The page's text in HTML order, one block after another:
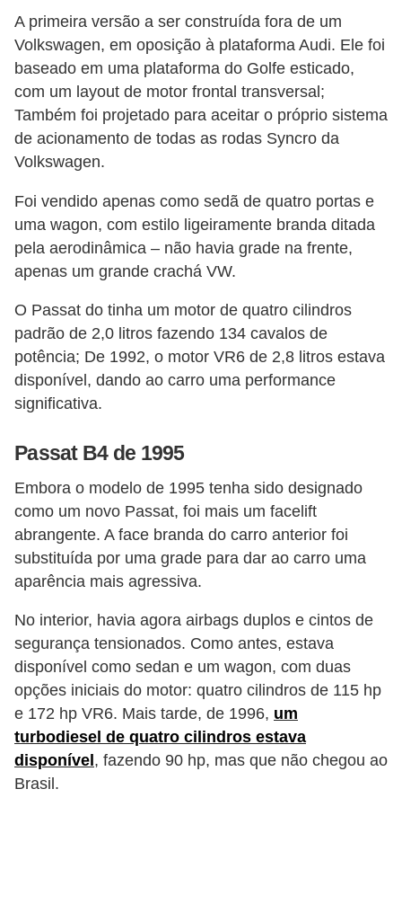
A primeira versão a ser construída fora de um
Volkswagen, em oposição à plataforma Audi. Ele foi
baseado em uma plataforma do Golfe esticado,
com um layout de motor frontal transversal;
Também foi projetado para aceitar o próprio sistema
de acionamento de todas as rodas Syncro da
Volkswagen.
Foi vendido apenas como sedã de quatro portas e
uma wagon, com estilo ligeiramente branda ditada
pela aerodinâmica – não havia grade na frente,
apenas um grande crachá VW.
O Passat do tinha um motor de quatro cilindros
padrão de 2,0 litros fazendo 134 cavalos de
potência; De 1992, o motor VR6 de 2,8 litros estava
disponível, dando ao carro uma performance
significativa.
Passat B4 de 1995
Embora o modelo de 1995 tenha sido designado
como um novo Passat, foi mais um facelift
abrangente. A face branda do carro anterior foi
substituída por uma grade para dar ao carro uma
aparência mais agressiva.
No interior, havia agora airbags duplos e cintos de
segurança tensionados. Como antes, estava
disponível como sedan e um wagon, com duas
opções iniciais do motor: quatro cilindros de 115 hp
e 172 hp VR6. Mais tarde, de 1996, um
turbodiesel de quatro cilindros estava
disponível , fazendo 90 hp, mas que não chegou ao
Brasil.
u
t
o
m
o
t
v
a
s
L
e
i
s
t
â
n
s
i
t
o
M
o
t
o
s